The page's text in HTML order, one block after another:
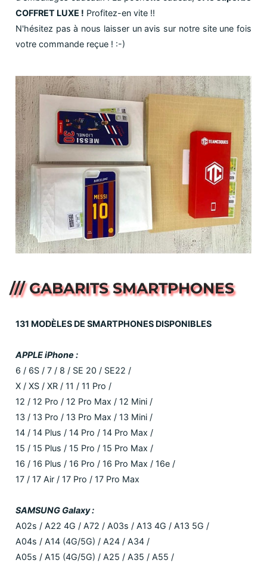
COFFRET LUXE ! Profitez-en vite !!
N'hésitez pas à nous laisser un avis sur notre site une fois
votre commande reçue ! :-)
/// GABARITS SMARTPHONES
131 MODÈLES DE SMARTPHONES DISPONIBLES
APPLE iPhone :
6 / 6S / 7 / 8 / SE 20 / SE22 /
X / XS / XR / 11 / 11 Pro /
12 / 12 Pro / 12 Pro Max / 12 Mini /
13 / 13 Pro / 13 Pro Max / 13 Mini /
14 / 14 Plus / 14 Pro / 14 Pro Max /
15 / 15 Plus / 15 Pro / 15 Pro Max /
16 / 16 Plus / 16 Pro / 16 Pro Max / 16e /
17 / 17 Air / 17 Pro / 17 Pro Max
SAMSUNG Galaxy :
A02s / A22 4G / A72 / A03s / A13 4G / A13 5G /
A04s / A14 (4G/5G) / A24 / A34 /
A05s / A15 (4G/5G) / A25 / A35 / A55 /